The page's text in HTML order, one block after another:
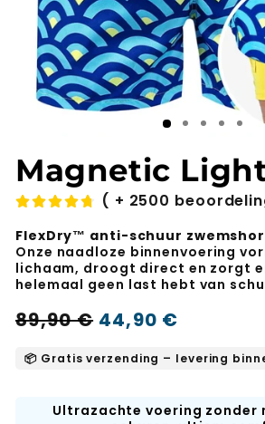
Magnetic
( + 2500
FlexDry™ anti-schuur
Onze naadloze binnenvoering
lichaam, droogt direct en zorgt
helemaal geen last hebt van
Normale
prijs
44,90 €
Verkoopprijs
89,90 €
📦 Gratis verzending – levering
Ultrazachte voering zonder